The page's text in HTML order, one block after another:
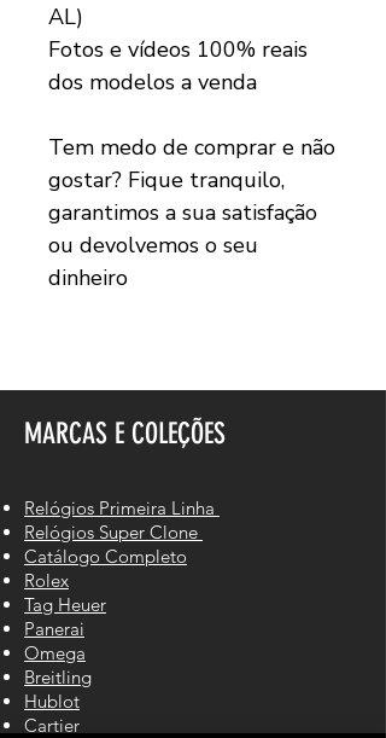
AL)
Fotos e vídeos 100% reais
dos modelos a venda
Tem medo de comprar e não
gostar? Fique tranquilo,
garantimos a sua satisfação
ou devolvemos o seu
dinheiro
MARCAS E COLEÇÕES
Relógios Primeira Linha
Relógios Super Clone
Catálogo Completo
Rolex
Tag Heuer
Panerai
Omega
Breitling
Hublot
Cartier